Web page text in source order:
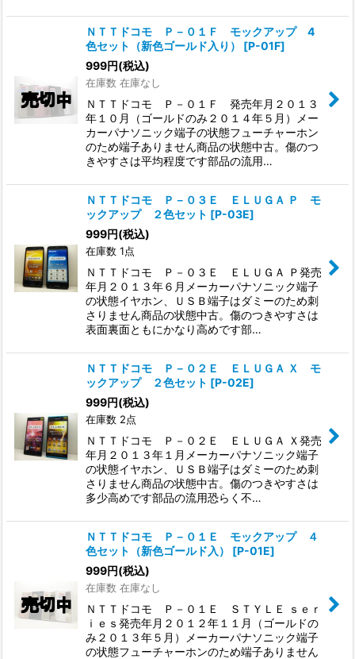
ＮＴＴドコモ Ｐ－０１Ｆ モックアップ 4
色セット（新色ゴールド入り）
[P-01F]
999円(税込)
在庫数 在庫なし
ＮＴＴドコモ Ｐ－０１Ｆ 発売年月２０１３
年１０月（ゴールドのみ２０１４年５月）メー
カーパナソニック端子の状態フューチャーホン
のため端子ありません商品の状態中古。傷のつ
きやすさは平均程度です部品の流用…
ＮＴＴドコモ Ｐ－０３Ｅ ＥＬＵＧＡ Ｐ モ
ックアップ ２色セット [P-03E]
999円(税込)
在庫数 1点
ＮＴＴドコモ Ｐ－０３Ｅ ＥＬＵＧＡ Ｐ発売
年月２０１３年６月メーカーパナソニック端子
の状態イヤホン、ＵＳＢ端子はダミーのため刺
さりません商品の状態中古。傷のつきやすさは
表面裏面ともにかなり高めです部…
ＮＴＴドコモ Ｐ－０２Ｅ ＥＬＵＧＡ Ｘ モ
ックアップ ２色セット [P-02E]
999円(税込)
在庫数 2点
ＮＴＴドコモ Ｐ－０２Ｅ ＥＬＵＧＡ Ｘ発売
年月２０１３年１月メーカーパナソニック端子
の状態イヤホン、ＵＳＢ端子はダミーのため刺
さりません商品の状態中古。傷のつきやすさは
多少高めです部品の流用恐らく不…
ＮＴＴドコモ Ｐ－０１Ｅ モックアップ ４
色セット（新色ゴールド入）
[P-01E]
999円(税込)
在庫数 在庫なし
ＮＴＴドコモ Ｐ－０１Ｅ ＳＴＹＬＥ ｓｅｒ
ｉｅｓ発売年月２０１２年１１月（ゴールドの
み２０１３年５月）メーカーパナソニック端子
の状態フューチャーホンのため端子ありません